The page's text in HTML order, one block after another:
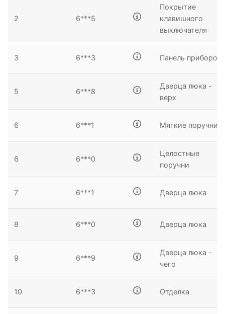
20
2 6***5
Покрытие
клавишного
выключателя
3 6***3 Панель приборов
5 6***8
Дверца люка -
верх
6 6***1 Мягкие поручни
6 6***0
Целостные
поручни
7 6***1 Дверца люка
8 6***0 Дверца люка
9 6***9
Дверца люка -
чего
10 6***3 Отделка